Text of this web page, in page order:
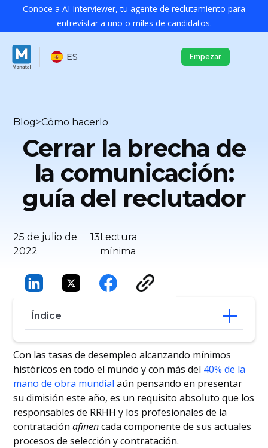
Conoce a AI Interviewer, tu agente de reclutamiento para
entrevistar a uno o miles de candidatos.
ES Empezar
Blog>Cómo hacerlo
Cerrar la brecha de
la comunicación:
guía del reclutador
25 de julio de
2022
13Lectura
mínima
Índice
Identificar las lagunas de comunicación
La brecha de comunicación entre
reclutadores y candidatos
Velocidad de contratación
El papel de la tecnología
Mejorar las métricas clave colmando las
lagunas de comunicación
Manatal - La plataforma ATS líder del
Con las tasas de desempleo alcanzando mínimos
históricos en todo el mundo y con más del 40% de la
mano de obra mundial aún pensando en presentar
su dimisión este año, es un requisito absoluto que los
responsables de RRHH y los profesionales de la
contrataciónafinencada componente de sus actuales
procesos de selección y contratación.